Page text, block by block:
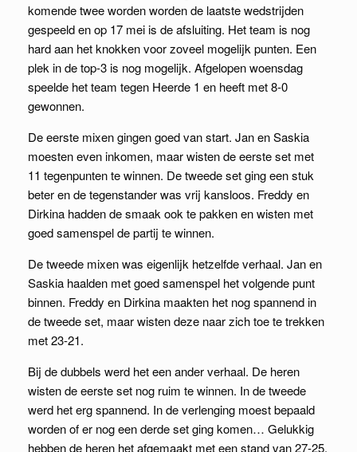
komende twee worden worden de laatste wedstrijden
gespeeld en op 17 mei is de afsluiting. Het team is nog
hard aan het knokken voor zoveel mogelijk punten. Een
plek in de top-3 is nog mogelijk. Afgelopen woensdag
speelde het team tegen Heerde 1 en heeft met 8-0
gewonnen.
De eerste mixen gingen goed van start. Jan en Saskia
moesten even inkomen, maar wisten de eerste set met
11 tegenpunten te winnen. De tweede set ging een stuk
beter en de tegenstander was vrij kansloos. Freddy en
Dirkina hadden de smaak ook te pakken en wisten met
goed samenspel de partij te winnen.
De tweede mixen was eigenlijk hetzelfde verhaal. Jan en
Saskia haalden met goed samenspel het volgende punt
binnen. Freddy en Dirkina maakten het nog spannend in
de tweede set, maar wisten deze naar zich toe te trekken
met 23-21.
Bij de dubbels werd het een ander verhaal. De heren
wisten de eerste set nog ruim te winnen. In de tweede
werd het erg spannend. In de verlenging moest bepaald
worden of er nog een derde set ging komen… Gelukkig
hebben de heren het afgemaakt met een stand van 27-25.